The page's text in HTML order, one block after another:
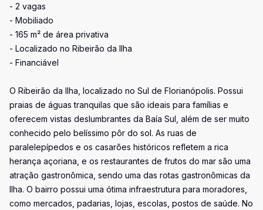
- 2 vagas
- Mobiliado
- 165 m² de área privativa
- Localizado no Ribeirão da Ilha
- Financiável
O Ribeirão da Ilha, localizado no Sul de Florianópolis. Possui
praias de águas tranquilas que são ideais para famílias e
oferecem vistas deslumbrantes da Baía Sul, além de ser muito
conhecido pelo belíssimo pôr do sol. As ruas de
paralelepípedos e os casarões históricos refletem a rica
herança açoriana, e os restaurantes de frutos do mar são uma
atração gastronômica, sendo uma das rotas gastronômicas da
Ilha. O bairro possui uma ótima infraestrutura para moradores,
como mercados, padarias, lojas, escolas, postos de saúde. No